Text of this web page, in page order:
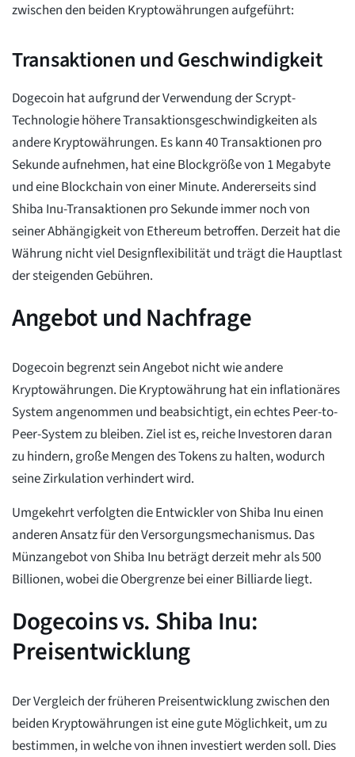
zwischen den beiden Kryptowährungen aufgeführt:
Transaktionen und Geschwindigkeit
Dogecoin hat aufgrund der Verwendung der Scrypt-
Technologie höhere Transaktionsgeschwindigkeiten als
andere Kryptowährungen. Es kann 40 Transaktionen pro
Sekunde aufnehmen, hat eine Blockgröße von 1 Megabyte
und eine Blockchain von einer Minute. Andererseits sind
Shiba Inu-Transaktionen pro Sekunde immer noch von
seiner Abhängigkeit von Ethereum betroffen. Derzeit hat die
Währung nicht viel Designflexibilität und trägt die Hauptlast
der steigenden Gebühren.
Angebot und Nachfrage
Dogecoin begrenzt sein Angebot nicht wie andere
Kryptowährungen. Die Kryptowährung hat ein inflationäres
System angenommen und beabsichtigt, ein echtes Peer-to-
Peer-System zu bleiben. Ziel ist es, reiche Investoren daran
zu hindern, große Mengen des Tokens zu halten, wodurch
seine Zirkulation verhindert wird.
Umgekehrt verfolgten die Entwickler von Shiba Inu einen
anderen Ansatz für den Versorgungsmechanismus. Das
Münzangebot von Shiba Inu beträgt derzeit mehr als 500
Billionen, wobei die Obergrenze bei einer Billiarde liegt.
Dogecoins vs. Shiba Inu:
Preisentwicklung
Der Vergleich der früheren Preisentwicklung zwischen den
beiden Kryptowährungen ist eine gute Möglichkeit, um zu
bestimmen, in welche von ihnen investiert werden soll. Dies